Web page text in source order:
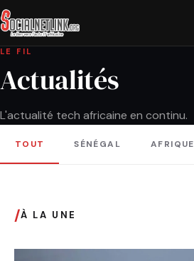
LE FIL
Actualités
L'actualité tech africaine en continu.
TOUT SÉNÉGAL AFRIQUE
/À LA UNE